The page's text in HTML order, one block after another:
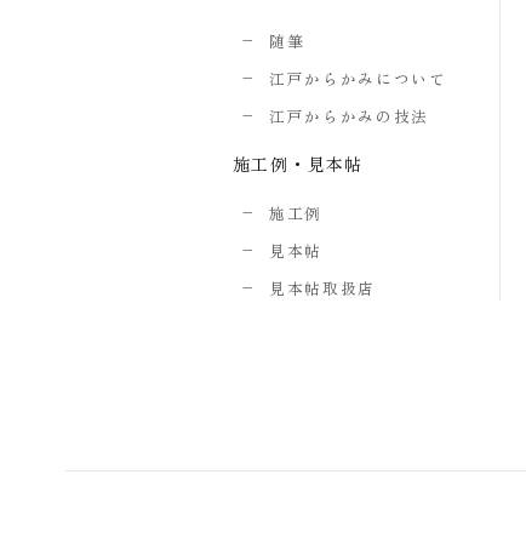
随筆
江戸からかみについて
江戸からかみの技法
施工例・見本帖
施工例
見本帖
見本帖取扱店